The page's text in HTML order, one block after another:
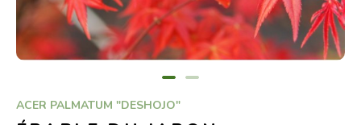
ACER PALMATUM "DESHOJO"